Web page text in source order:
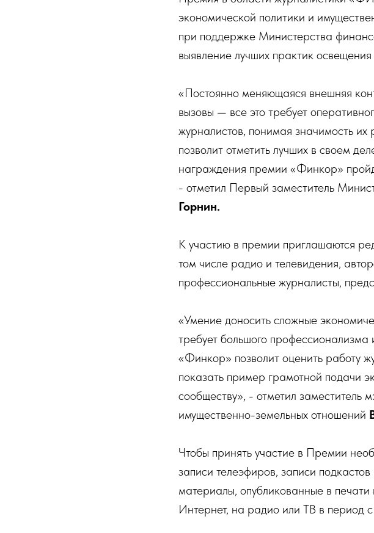
экономической политики и
при поддержке Министерства
выявление лучших практик
«Постоянно меняющаяся внешняя
вызовы — все это требует
журналистов, понимая значимость
позволит отметить лучших в своем
награждения премии «Финкор»
- отметил Первый заместитель
Горнин.
К участию в премии приглашаются
том числе радио и телевидения,
профессиональные журналисты,
«Умение доносить сложные
требует большого
«Финкор» позволит оценить работу
показать пример грамотной подачи
сообществу», - отметил
имущественно-земельных отношений
Чтобы принять участие в Премии
записи телеэфиров, записи
материалы, опубликованные в
Интернет, на радио или ТВ в период